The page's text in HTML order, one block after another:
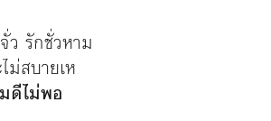
ว รักชั่วหาม
ม่สบายเห
ดีไม่พอ